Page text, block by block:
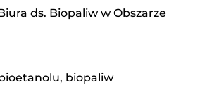
ds. Biopaliw w Obszarze
biopaliw